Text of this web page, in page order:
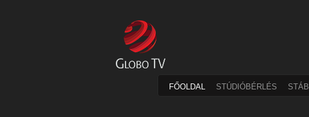
FŐOLDAL STÚDIÓBÉRLÉS STÁB